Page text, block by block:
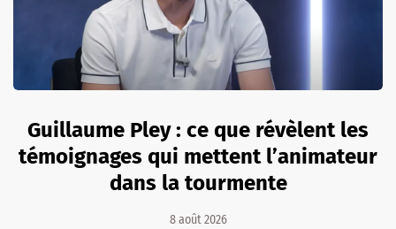
Guillaume Pley : ce que révèlent les
témoignages qui mettent l’animateur
dans la tourmente
8 août 2026